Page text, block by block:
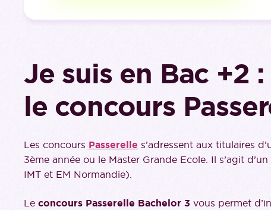
Je suis en Bac +2
le concours
Les concours Passerelle s’adressent aux titulaires
3ème année ou le Master Grande Ecole. Il s’agit d’un
IMT et EM Normandie).
Le concours Passerelle Bachelor 3 vous permet